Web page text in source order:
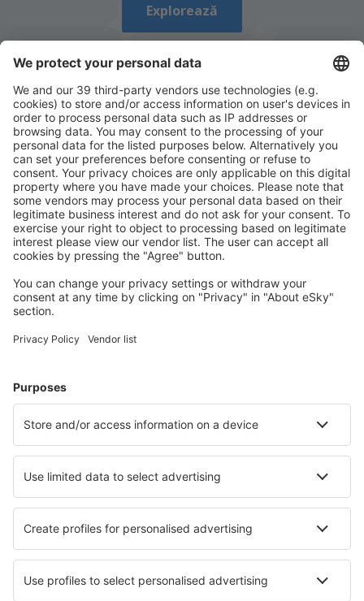
Explorează
Descarcă aplicația noastrăși organizează-ţi
convenabil călătoriile
Planifică-ți călătoria
Zbor+Hotel
Hoteluri
Transferuri aeroport
Atracţii
Evenimente sportive
Află mai multe
Aplicație mobilă
Companii aeriene